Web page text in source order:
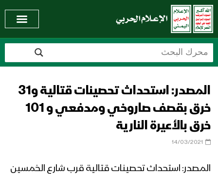
المصدر: استحداث تحصينات قتالية و31
خرق بقصف صاروخي ومدفعي و 101
خرق بالأعيرة النارية
14/03/2021
المصدر: استحداث تحصينات قتالية قرب شارع الخمسين